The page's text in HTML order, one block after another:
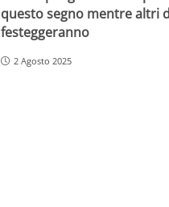
questo segno mentre altri
festeggeranno
2 Agosto 2025